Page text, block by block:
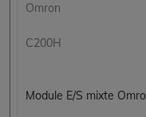
Omron
C200H